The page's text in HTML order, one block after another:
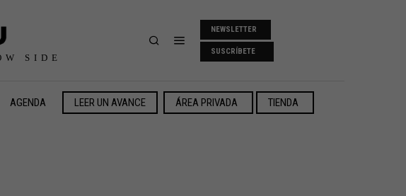
SIDE
NEWSLETTER
SUSCRÍBETE
AGENDA LEER UN AVANCE ÁREA PRIVADA TIENDA